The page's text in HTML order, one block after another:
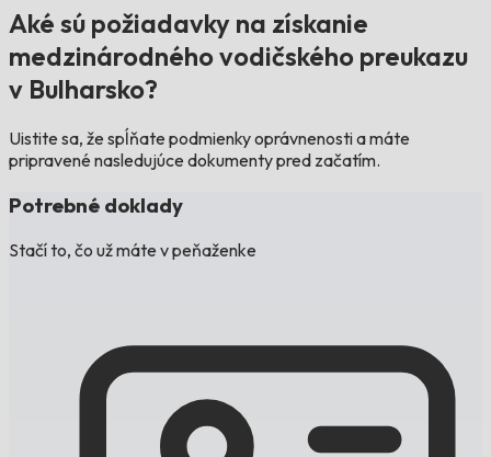
Aké sú požiadavky na získanie
medzinárodného vodičského preukazu
v Bulharsko?
Uistite sa, že spĺňate podmienky oprávnenosti a máte
pripravené nasledujúce dokumenty pred začatím.
Potrebné doklady
Stačí to, čo už máte v peňaženke